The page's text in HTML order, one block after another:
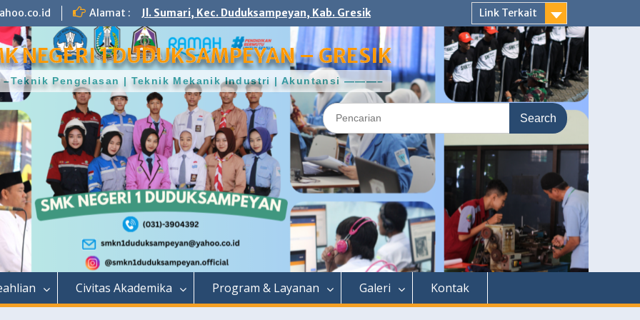
Alamat : Jl. Sumari, Kec. Duduksampeyan, Kab. Gresik Link Terkait
NEGERI 1 DUDUKSAMPEYAN – GRESIK
Pengelasan | Teknik Mekanik Industri | Akuntansi ———–
Search
for:
Civitas Akademika Program & Layanan Galeri Kontak